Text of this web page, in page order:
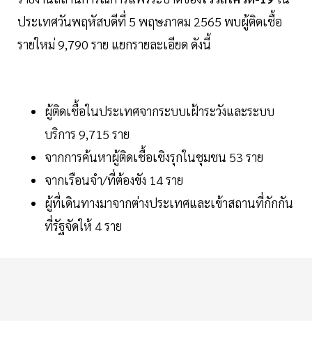
ประเทศวันพฤหัสบดีที่ 5 พฤษภาคม 2565 พบผู้ติดเชื้อ
รายใหม่ 9,790 ราย แยกรายละเอียด ดังนี้
ผู้ติดเชื้อในประเทศจากระบบเฝ้าระวังและระบบ
บริการ 9,715 ราย
จากการค้นหาผู้ติดเชื้อเชิงรุกในชุมชน 53 ราย
จากเรือนจำ/ที่ต้องขัง 14 ราย
ผู้ที่เดินทางมาจากต่างประเทศและเข้าสถานที่กักกัน
ที่รัฐจัดให้ 4 ราย